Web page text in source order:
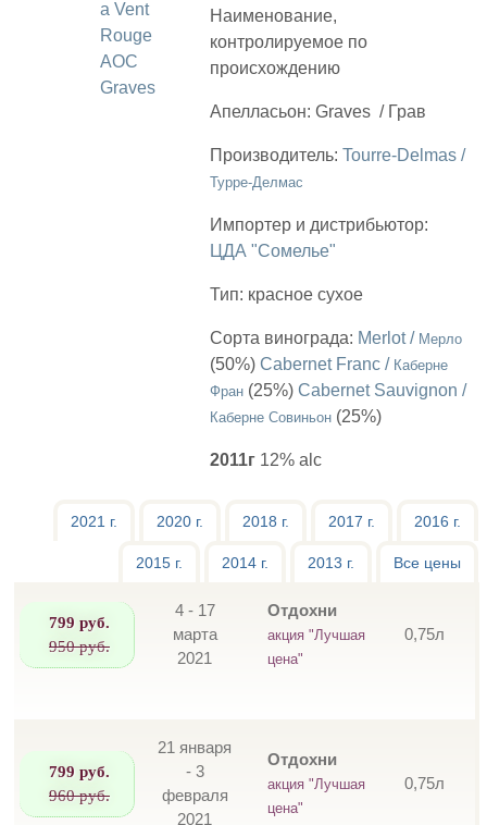
Наименование,
контролируемое по
происхождению
Апелласьон: Graves / Грав
Производитель: Tourre-Delmas /
Турре-Делмас
Импортер и дистрибьютор:
ЦДА "Сомелье"
Тип: красное сухое
Сорта винограда: Merlot / Мерло
(50%) Cabernet Franc / Каберне
Фран (25%) Cabernet Sauvignon /
Каберне Совиньон (25%)
2011г 12% alc
2021 г. 2020 г. 2018 г. 2017 г. 2016 г.
2015 г. 2014 г. 2013 г. Все цены
799 руб.
950 руб.
4 - 17
марта
2021
Отдохни
акция "Лучшая
цена"
0,75л
799 руб.
960 руб.
21 января
- 3
февраля
2021
Отдохни
акция "Лучшая
цена"
0,75л